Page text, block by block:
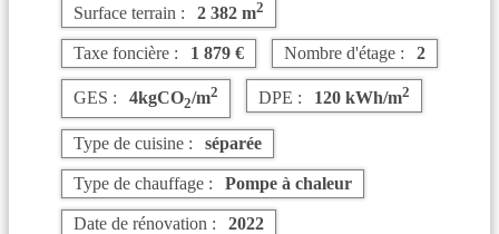
Surface terrain : 2 382 m2
Taxe foncière : 1 879 € Nombre d'étage : 2
GES : 4kgCO2/m2 DPE : 120 kWh/m2
Type de cuisine : séparée
Type de chauffage : Pompe à chaleur
Date de rénovation : 2022